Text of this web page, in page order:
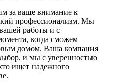
за ваше внимание к
профессионализм. Мы
работы и с
когда сможем
домом. Ваша компания
и мы с уверенностью
ищет надежного